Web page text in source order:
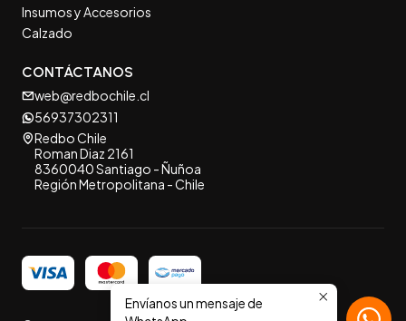
Insumos y Accesorios
Calzado
CONTÁCTANOS
web@redbochile.cl
56937302311
Redbo Chile
Roman Diaz 2161
8360040 Santiago - Ñuñoa
Región Metropolitana - Chile
Envíanos un mensaje de